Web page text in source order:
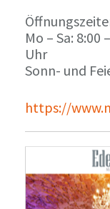
Mo – Sa: 8:00
Uhr
Sonn- und
https://